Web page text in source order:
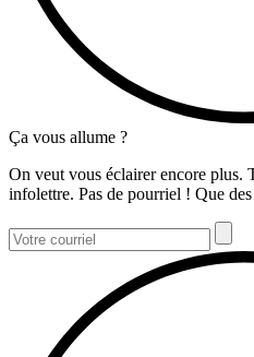
Ça vous allume ?
On veut vous éclairer encore plus.
infolettre. Pas de pourriel ! Que